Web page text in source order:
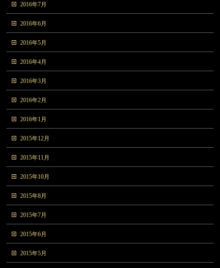
2016年7月
2016年6月
2016年5月
2016年4月
2016年3月
2016年2月
2016年1月
2015年12月
2015年11月
2015年10月
2015年8月
2015年7月
2015年6月
2015年5月